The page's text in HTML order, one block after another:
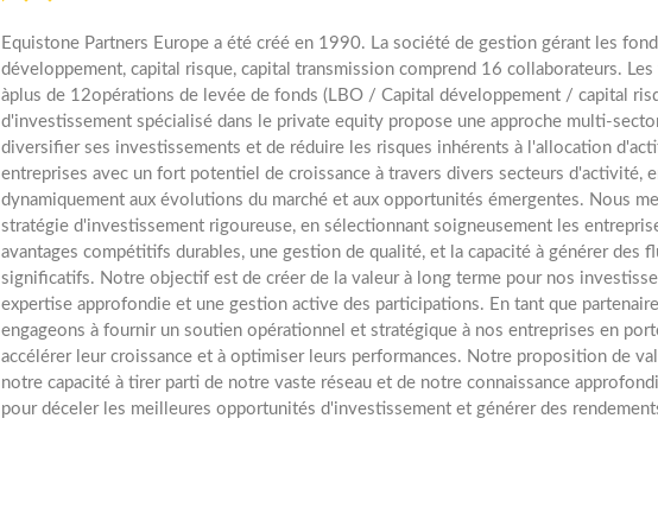
Equistone Partners Europe a été créé en 1990. La société de gestion gérant les
développement, capital risque, capital transmission comprend 16 collaborateurs.
àplus de 12opérations de levée de fonds (LBO / Capital développement / capital
d'investissement spécialisé dans le private equity propose une approche multi-
diversifier ses investissements et de réduire les risques inhérents à l'allocation
entreprises avec un fort potentiel de croissance à travers divers secteurs d'activité,
dynamiquement aux évolutions du marché et aux opportunités émergentes. Nous
stratégie d'investissement rigoureuse, en sélectionnant soigneusement les
avantages compétitifs durables, une gestion de qualité, et la capacité à générer des
significatifs. Notre objectif est de créer de la valeur à long terme pour nos
expertise approfondie et une gestion active des participations. En tant que
engageons à fournir un soutien opérationnel et stratégique à nos entreprises en
accélérer leur croissance et à optimiser leurs performances. Notre proposition de
notre capacité à tirer parti de notre vaste réseau et de notre connaissance
pour déceler les meilleures opportunités d'investissement et générer des